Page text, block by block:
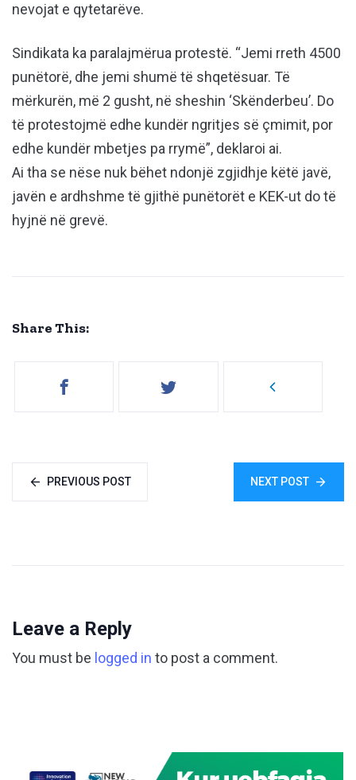
nevojat e qytetarëve.
Sindikata ka paralajmërua protestë. “Jemi rreth 4500
punëtorë, dhe jemi shumë të shqetësuar. Të
mërkurën, më 2 gusht, në sheshin ‘Skënderbeu’. Do
të protestojmë edhe kundër ngritjes së çmimit, por
edhe kundër mbetjes pa rrymë”, deklaroi ai.
Ai tha se nëse nuk bëhet ndonjë zgjidhje këtë javë,
javën e ardhshme të gjithë punëtorët e KEK-ut do të
hyjnë në grevë.
Share This:
PREVIOUS POST NEXT POST
Leave a Reply
You must be logged in to post a comment.